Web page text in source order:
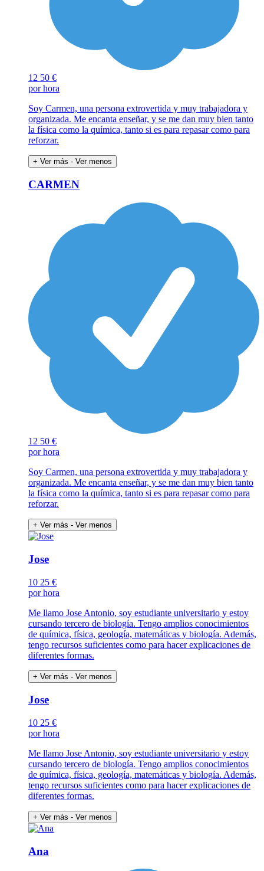
12 50 €
por hora
Soy Carmen, una persona extrovertida y muy trabajadora y
organizada. Me encanta enseñar, y se me dan muy bien tanto
la física como la química, tanto si es para repasar como para
reforzar.
+ Ver más - Ver menos
CARMEN
12 50 €
por hora
Soy Carmen, una persona extrovertida y muy trabajadora y
organizada. Me encanta enseñar, y se me dan muy bien tanto
la física como la química, tanto si es para repasar como para
reforzar.
+ Ver más - Ver menos
Jose
10 25 €
por hora
Me llamo Jose Antonio, soy estudiante universitario y estoy
cursando tercero de biología. Tengo amplios conocimientos
de química, física, geología, matemáticas y biología. Además,
tengo recursos suficientes como para hacer explicaciones de
diferentes formas.
+ Ver más - Ver menos
Jose
10 25 €
por hora
Me llamo Jose Antonio, soy estudiante universitario y estoy
cursando tercero de biología. Tengo amplios conocimientos
de química, física, geología, matemáticas y biología. Además,
tengo recursos suficientes como para hacer explicaciones de
diferentes formas.
+ Ver más - Ver menos
Ana